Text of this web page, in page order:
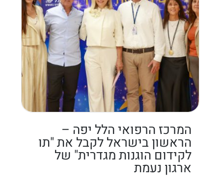
המרכז הרפואי הלל יפה –
הראשון בישראל לקבל את "תו
לקידום הוגנות מגדרית" של
ארגון נעמת